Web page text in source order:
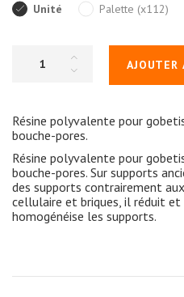
Unité
Palette (x112)
AJOUTER
Résine polyvalente pour
bouche-pores.
Résine polyvalente pour
bouche-pores. Sur supports
des supports contrairement
cellulaire et briques, il réduit
homogénéise les supports.